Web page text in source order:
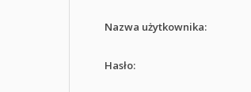
Nazwa użytkownika:
Hasło: